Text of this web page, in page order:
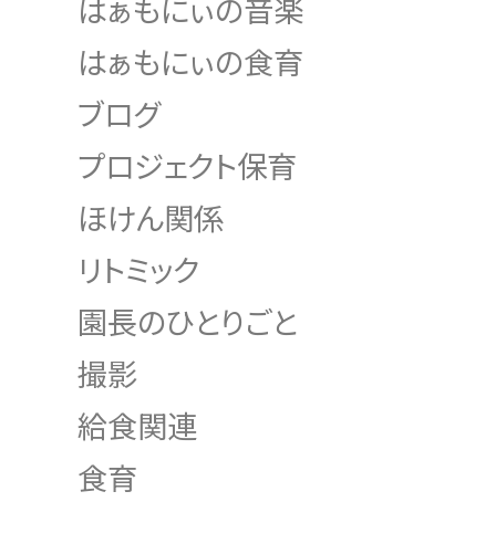
はぁもにぃの音楽
はぁもにぃの食育
ブログ
プロジェクト保育
ほけん関係
リトミック
園長のひとりごと
撮影
給食関連
食育